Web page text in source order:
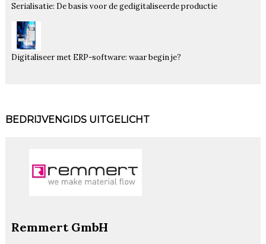
Serialisatie: De basis voor de gedigitaliseerde productie
Digitaliseer met ERP-software: waar begin je?
BEDRIJVENGIDS UITGELICHT
Remmert GmbH